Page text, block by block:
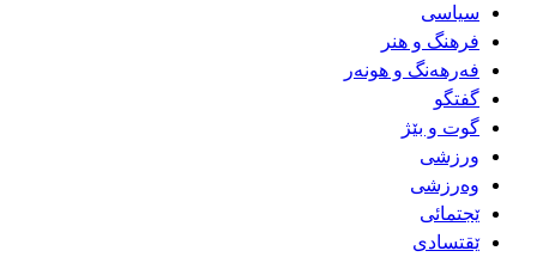
سیاسی
فرهنگ و هنر
فەرهەنگ و هونەر
گفتگو
گوت و بێژ
ورزشی
وەرزشی
ێجتمائی
ێقتسادی